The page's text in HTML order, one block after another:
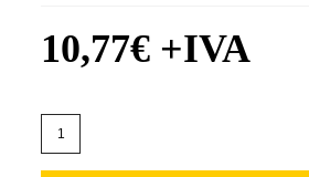
10,77€ +IVA